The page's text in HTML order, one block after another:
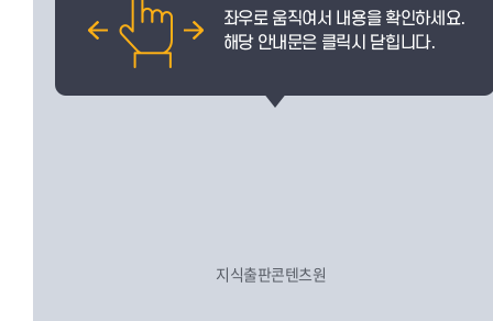
지식출판콘텐츠원